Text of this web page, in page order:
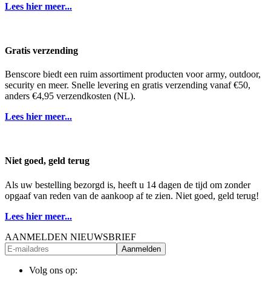
Lees hier meer...
Gratis verzending
Benscore biedt een ruim assortiment producten voor army, outdoor,
security en meer. Snelle levering en gratis verzending vanaf €50,
anders €4,95 verzendkosten (NL).
Lees hier meer...
Niet goed, geld terug
Als uw bestelling bezorgd is, heeft u 14 dagen de tijd om zonder
opgaaf van reden van de aankoop af te zien. Niet goed, geld terug!
Lees hier meer...
AANMELDEN NIEUWSBRIEF
Aanmelden
Volg ons op: